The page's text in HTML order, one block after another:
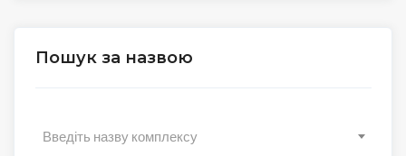
Пошук за назвою
Введіть назву комплексу